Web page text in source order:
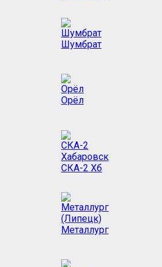
Шумбрат
Орёл
СКА-2 Хб
Металлург